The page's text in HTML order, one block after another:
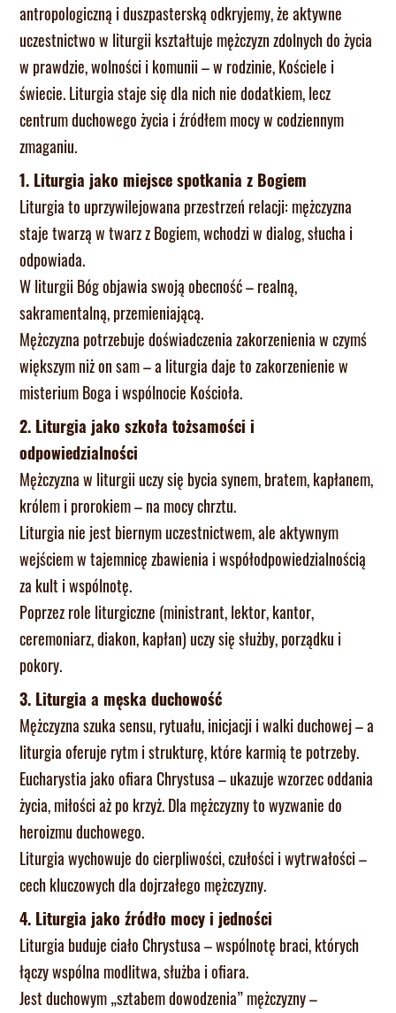
antropologiczną i duszpasterską odkryjemy, że aktywne
uczestnictwo w liturgii kształtuje mężczyzn zdolnych do życia
w prawdzie, wolności i komunii – w rodzinie, Kościele i
świecie. Liturgia staje się dla nich nie dodatkiem, lecz
centrum duchowego życia i źródłem mocy w codziennym
zmaganiu.
1. Liturgia jako miejsce spotkania z Bogiem
Liturgia to uprzywilejowana przestrzeń relacji: mężczyzna
staje twarzą w twarz z Bogiem, wchodzi w dialog, słucha i
odpowiada.
W liturgii Bóg objawia swoją obecność – realną,
sakramentalną, przemieniającą.
Mężczyzna potrzebuje doświadczenia zakorzenienia w czymś
większym niż on sam – a liturgia daje to zakorzenienie w
misterium Boga i wspólnocie Kościoła.
2. Liturgia jako szkoła tożsamości i
odpowiedzialności
Mężczyzna w liturgii uczy się bycia synem, bratem, kapłanem,
królem i prorokiem – na mocy chrztu.
Liturgia nie jest biernym uczestnictwem, ale aktywnym
wejściem w tajemnicę zbawienia i współodpowiedzialnością
za kult i wspólnotę.
Poprzez role liturgiczne (ministrant, lektor, kantor,
ceremoniarz, diakon, kapłan) uczy się służby, porządku i
pokory.
3. Liturgia a męska duchowość
Mężczyzna szuka sensu, rytuału, inicjacji i walki duchowej – a
liturgia oferuje rytm i strukturę, które karmią te potrzeby.
Eucharystia jako ofiara Chrystusa – ukazuje wzorzec oddania
życia, miłości aż po krzyż. Dla mężczyzny to wyzwanie do
heroizmu duchowego.
Liturgia wychowuje do cierpliwości, czułości i wytrwałości –
cech kluczowych dla dojrzałego mężczyzny.
4. Liturgia jako źródło mocy i jedności
Liturgia buduje ciało Chrystusa – wspólnotę braci, których
łączy wspólna modlitwa, służba i ofiara.
Jest duchowym „sztabem dowodzenia” mężczyzny –